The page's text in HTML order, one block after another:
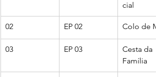
cial
02 EP 02 Colo de
03 EP 03
Cesta da
Família